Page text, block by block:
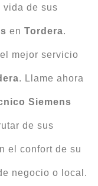
de sus
en Tordera.
mejor servicio
. Llame ahora
Siemens
de sus
el confort de su
negocio o local.